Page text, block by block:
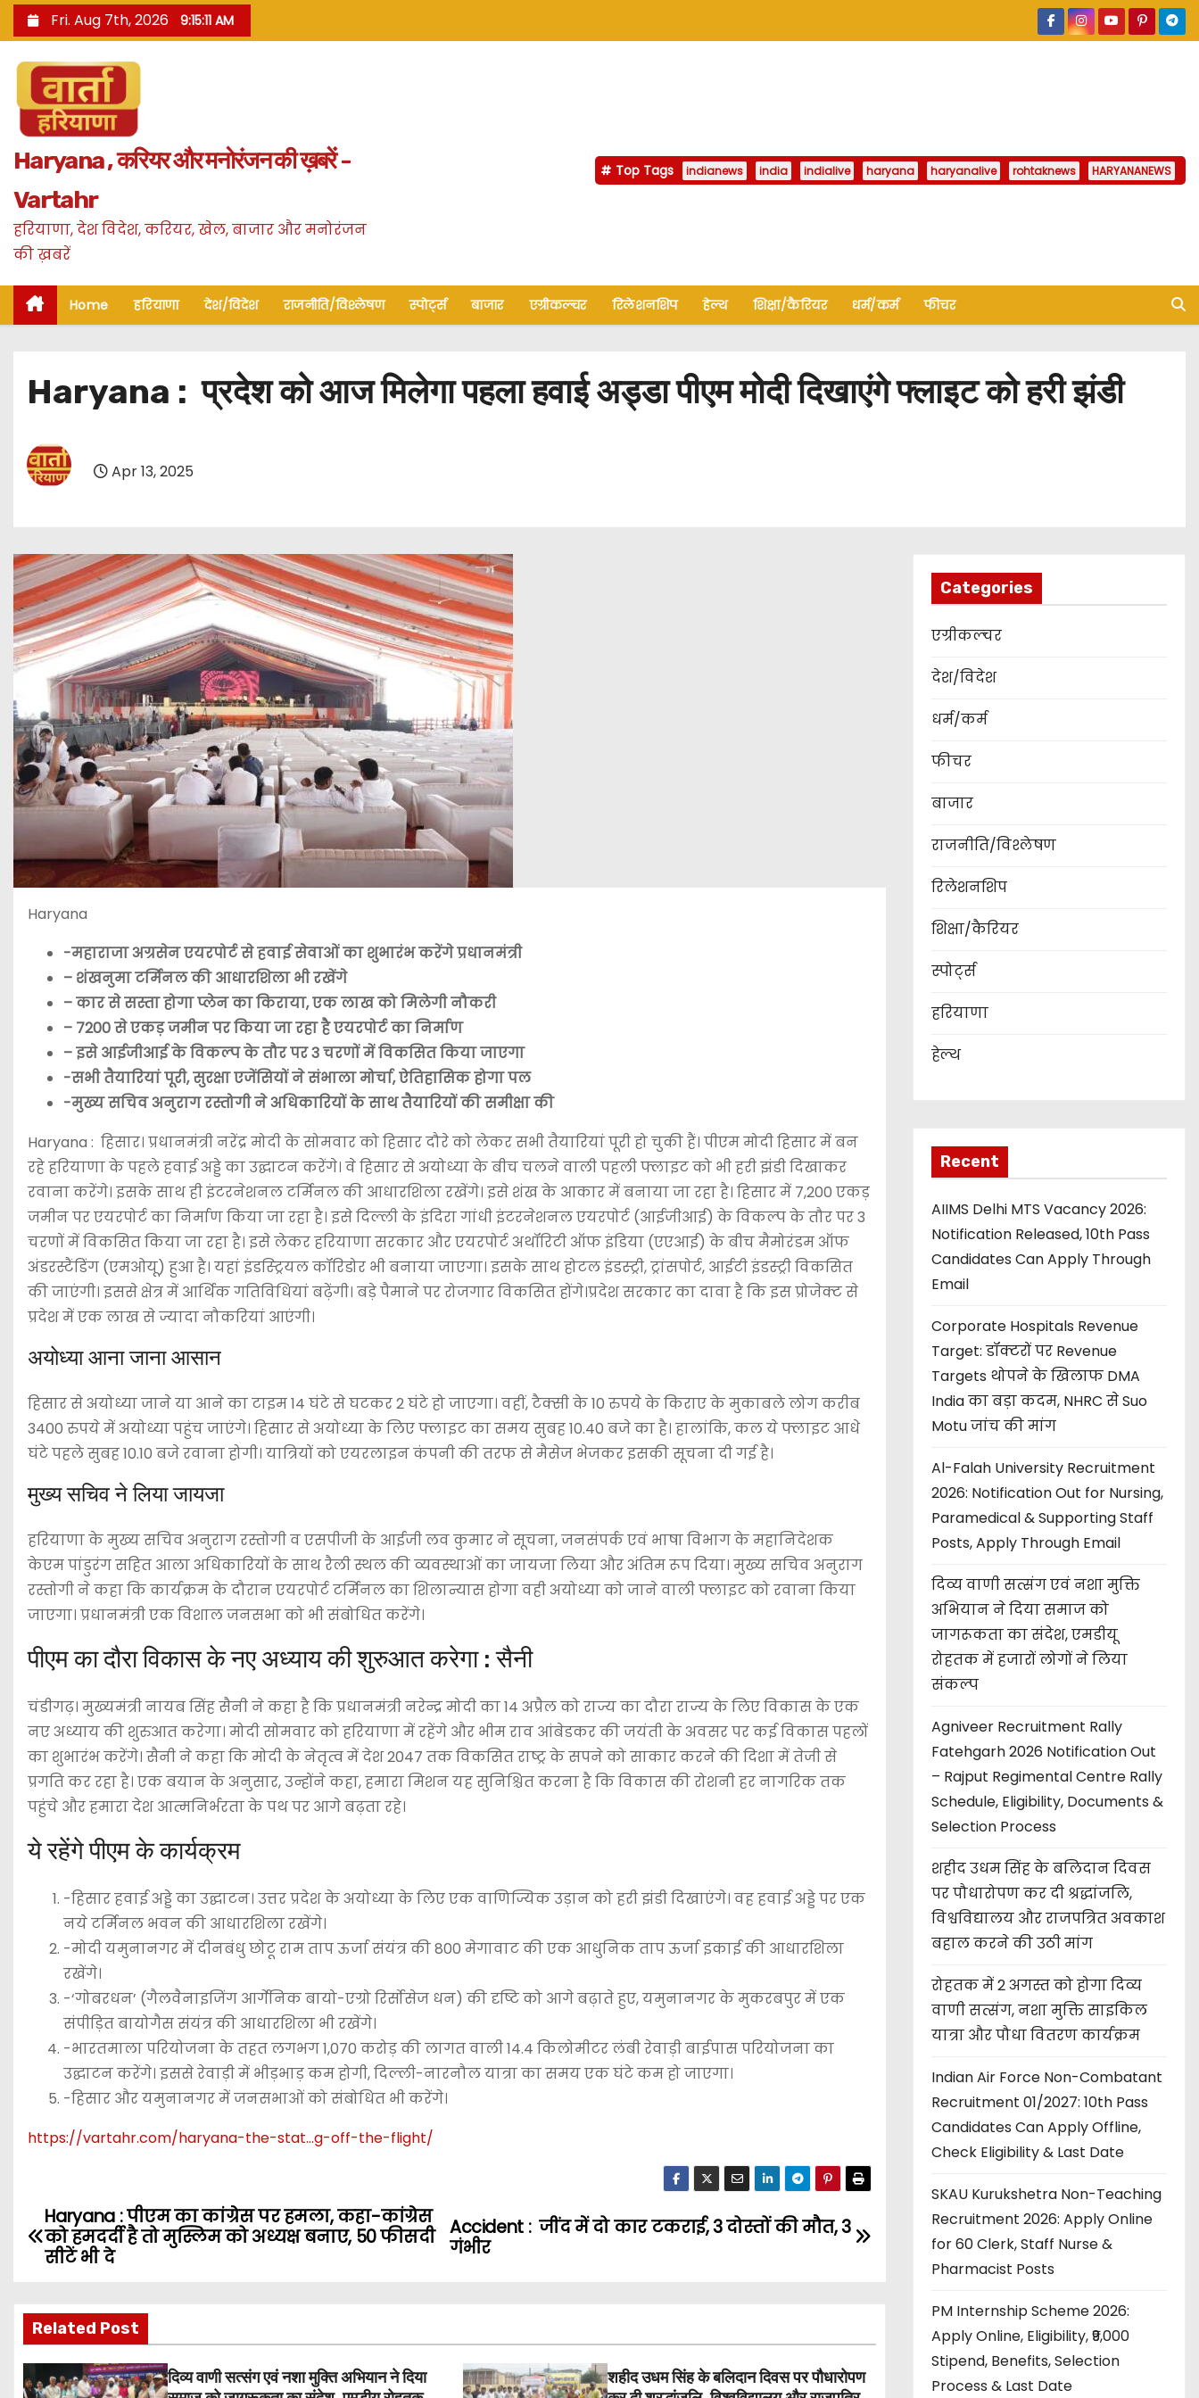
k
n
Fri. Aug 7th, 2026 9:15:12 AM
Haryana , करियर और मनोरंजन की ख़बरें -
Vartahr
हरियाणा, देश विदेश, करियर, खेल, बाजार और मनोरंजन
की ख़बरें
Top Tags indianews india indialive haryana haryanalive rohtaknews HARYANANEWS
Home हरियाणा देश/विदेश राजनीति/विश्लेषण स्पोर्ट्स बाजार एग्रीकल्चर रिलेशनशिप हेल्थ शिक्षा/कैरियर धर्म/कर्म फीचर
Haryana : प्रदेश को आज मिलेगा पहला हवाई अड्डा पीएम मोदी दिखाएंगे फ्लाइट को हरी झंडी
Apr 13, 2025
Haryana
-महाराजा अग्रसेन एयरपोर्ट से हवाई सेवाओं का शुभारंभ करेंगे प्रधानमंत्री
– शंखनुमा टर्मिनल की आधारशिला भी रखेंगे
– कार से सस्ता होगा प्लेन का किराया, एक लाख को मिलेगी नौकरी
– 7200 से एकड़ जमीन पर किया जा रहा है एयरपोर्ट का निर्माण
– इसे आईजीआई के विकल्प के तौर पर 3 चरणों में विकसित किया जाएगा
-सभी तैयारियां पूरी, सुरक्षा एजेंसियों ने संभाला मोर्चा, ऐतिहासिक होगा पल
-मुख्य सचिव अनुराग रस्तोगी ने अधिकारियों के साथ तैयारियों की समीक्षा की
Haryana : हिसार। प्रधानमंत्री नरेंद्र मोदी के सोमवार को हिसार दौरे को लेकर सभी तैयारियां पूरी हो चुकी हैं। पीएम मोदी हिसार में बन
रहे हरियाणा के पहले हवाई अड्डे का उद्घाटन करेंगे। वे हिसार से अयोध्या के बीच चलने वाली पहली फ्लाइट को भी हरी झंडी दिखाकर
रवाना करेंगे। इसके साथ ही इंटरनेशनल टर्मिनल की आधारशिला रखेंगे। इसे शंख के आकार में बनाया जा रहा है। हिसार में 7,200 एकड़
जमीन पर एयरपोर्ट का निर्माण किया जा रहा है। इसे दिल्ली के इंदिरा गांधी इंटरनेशनल एयरपोर्ट (आईजीआई) के विकल्प के तौर पर 3
चरणों में विकसित किया जा रहा है। इसे लेकर हरियाणा सरकार और एयरपोर्ट अथॉरिटी ऑफ इंडिया (एएआई) के बीच मैमोरंडम ऑफ
अंडरस्टैंडिंग (एमओयू) हुआ है। यहां इंडस्ट्रियल कॉरिडोर भी बनाया जाएगा। इसके साथ होटल इंडस्ट्री, ट्रांसपोर्ट, आईटी इंडस्ट्री विकसित
की जाएंगी। इससे क्षेत्र में आर्थिक गतिविधियां बढ़ेंगी। बड़े पैमाने पर रोजगार विकसित होंगे।प्रदेश सरकार का दावा है कि इस प्रोजेक्ट से
प्रदेश में एक लाख से ज्यादा नौकरियां आएंगी।
अयोध्या आना जाना आसान
हिसार से अयोध्या जाने या आने का टाइम 14 घंटे से घटकर 2 घंटे हो जाएगा। वहीं, टैक्सी के 10 रुपये के किराए के मुकाबले लोग करीब
3400 रुपये में अयोध्या पहुंच जाएंगे। हिसार से अयोध्या के लिए फ्लाइट का समय सुबह 10.40 बजे का है। हालांकि, कल ये फ्लाइट आधे
घंटे पहले सुबह 10.10 बजे रवाना होगी। यात्रियों को एयरलाइन कंपनी की तरफ से मैसेज भेजकर इसकी सूचना दी गई है।
मुख्य सचिव ने लिया जायजा
हरियाणा के मुख्य सचिव अनुराग रस्तोगी व एसपीजी के आईजी लव कुमार ने सूचना, जनसंपर्क एवं भाषा विभाग के महानिदेशक
केएम पांडुरंग सहित आला अधिकारियों के साथ रैली स्थल की व्यवस्थाओं का जायजा लिया और अंतिम रूप दिया। मुख्य सचिव अनुराग
रस्तोगी ने कहा कि कार्यक्रम के दौरान एयरपोर्ट टर्मिनल का शिलान्यास होगा वही अयोध्या को जाने वाली फ्लाइट को रवाना किया
जाएगा। प्रधानमंत्री एक विशाल जनसभा को भी संबोधित करेंगे।
पीएम का दौरा विकास के नए अध्याय की शुरुआत करेगा : सैनी
चंडीगढ़। मुख्यमंत्री नायब सिंह सैनी ने कहा है कि प्रधानमंत्री नरेन्द्र मोदी का 14 अप्रैल को राज्य का दौरा राज्य के लिए विकास के एक
नए अध्याय की शुरुआत करेगा। मोदी सोमवार को हरियाणा में रहेंगे और भीम राव आंबेडकर की जयंती के अवसर पर कई विकास पहलों
का शुभारंभ करेंगे। सैनी ने कहा कि मोदी के नेतृत्व में देश 2047 तक विकसित राष्ट्र के सपने को साकार करने की दिशा में तेजी से
प्रगति कर रहा है। एक बयान के अनुसार, उन्होंने कहा, हमारा मिशन यह सुनिश्चित करना है कि विकास की रोशनी हर नागरिक तक
पहुंचे और हमारा देश आत्मनिर्भरता के पथ पर आगे बढ़ता रहे।
ये रहेंगे पीएम के कार्यक्रम
-हिसार हवाई अड्डे का उद्घाटन। उत्तर प्रदेश के अयोध्या के लिए एक वाणिज्यिक उड़ान को हरी झंडी दिखाएंगे। वह हवाई अड्डे पर एक
नये टर्मिनल भवन की आधारशिला रखेंगे।
-मोदी यमुनानगर में दीनबंधु छोटू राम ताप ऊर्जा संयंत्र की 800 मेगावाट की एक आधुनिक ताप ऊर्जा इकाई की आधारशिला
रखेंगे।
-‘गोबरधन’ (गैलवैनाइजिंग आर्गेनिक बायो-एग्रो रिर्सोसेज धन) की दृष्टि को आगे बढ़ाते हुए, यमुनानगर के मुकरबपुर में एक
संपीड़ित बायोगैस संयंत्र की आधारशिला भी रखेंगे।
-भारतमाला परियोजना के तहत लगभग 1,070 करोड़ की लागत वाली 14.4 किलोमीटर लंबी रेवाड़ी बाईपास परियोजना का
उद्घाटन करेंगे। इससे रेवाड़ी में भीड़भाड़ कम होगी, दिल्ली-नारनौल यात्रा का समय एक घंटे कम हो जाएगा।
-हिसार और यमुनानगर में जनसभाओं को संबोधित भी करेंगे।
https://vartahr.com/haryana-the-stat…g-off-the-flight/
P
t
n
Accident : जींद में दो कार टकराई, 3 दोस्तों की मौत, 3
गंभीर
Haryana : पीएम का कांग्रेस पर हमला, कहा-कांग्रेस
को हमदर्दी है तो मुस्लिम को अध्यक्ष बनाए, 50 फीसदी
सीटें भी दे
Related Post
दिव्य वाणी सत्संग एवं नशा मुक्ति अभियान ने दिया
शहीद उधम सिंह के बलिदान दिवस पर पौधारोपण
Categories
एग्रीकल्चर
देश/विदेश
धर्म/कर्म
फीचर
बाजार
राजनीति/विश्लेषण
रिलेशनशिप
शिक्षा/कैरियर
स्पोर्ट्स
हरियाणा
हेल्थ
Recent
AIIMS Delhi MTS Vacancy 2026:
Notification Released, 10th Pass
Candidates Can Apply Through
Email
Corporate Hospitals Revenue
Target: डॉक्टरों पर Revenue
Targets थोपने के खिलाफ DMA
India का बड़ा कदम, NHRC से Suo
Motu जांच की मांग
Al-Falah University Recruitment
2026: Notification Out for Nursing,
Paramedical & Supporting Staff
Posts, Apply Through Email
दिव्य वाणी सत्संग एवं नशा मुक्ति
अभियान ने दिया समाज को
जागरूकता का संदेश, एमडीयू
रोहतक में हजारों लोगों ने लिया
संकल्प
Agniveer Recruitment Rally
Fatehgarh 2026 Notification Out
– Rajput Regimental Centre Rally
Schedule, Eligibility, Documents &
Selection Process
शहीद उधम सिंह के बलिदान दिवस
पर पौधारोपण कर दी श्रद्धांजलि,
विश्वविद्यालय और राजपत्रित अवकाश
बहाल करने की उठी मांग
रोहतक में 2 अगस्त को होगा दिव्य
वाणी सत्संग, नशा मुक्ति साइकिल
यात्रा और पौधा वितरण कार्यक्रम
Indian Air Force Non-Combatant
Recruitment 01/2027: 10th Pass
Candidates Can Apply Offline,
Check Eligibility & Last Date
SKAU Kurukshetra Non-Teaching
Recruitment 2026: Apply Online
for 60 Clerk, Staff Nurse &
Pharmacist Posts
PM Internship Scheme 2026:
Apply Online, Eligibility, ₹9,000
Stipend, Benefits, Selection
Process & Last Date